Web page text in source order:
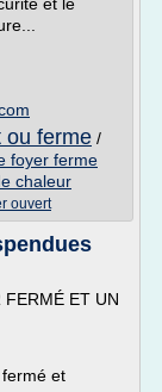
ou ferme /
foyer ferme
chaleur
ouvert
FERMÉ ET UN
et